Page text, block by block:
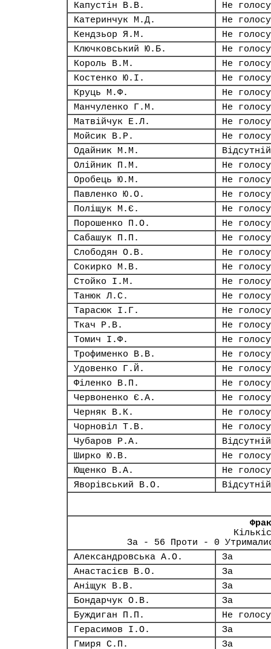
Капустін В.В.
Не
Катеринчук М.Д.
Не
Кендзьор Я.М.
Не
Ключковський Ю.Б.
Не
Король В.М.
Не
Костенко Ю.І.
Не
Круць М.Ф.
Не
Манчуленко Г.М.
Не
Матвійчук Е.Л.
Не
Мойсик В.Р.
Не
Одайник М.М.
Відсутній
Олійник П.М.
Не
Оробець Ю.М.
Не
Павленко Ю.О.
Не
Поліщук М.Є.
Не
Порошенко П.О.
Не
Сабашук П.П.
Не
Слободян О.В.
Не
Сокирко М.В.
Не
Стойко І.М.
Не
Танюк Л.С.
Не
Тарасюк І.Г.
Не
Ткач Р.В.
Не
Томич І.Ф.
Не
Трофименко В.В.
Не
Удовенко Г.Й.
Не
Філенко В.П.
Не
Червоненко Є.А.
Не
Черняк В.К.
Не
Чорновіл Т.В.
Не
Чубаров Р.А.
Відсутній
Ширко Ю.В.
Не
Ющенко В.А.
Не
Яворівський В.О.
Відсутній
За - 56 Проти - 0
Александровська А.О.
За
Анастасієв В.О.
За
Аніщук В.В.
За
Бондарчук О.В.
За
Буждиган П.П.
Не
Герасимов І.О.
За
Гмиря С.П.
За